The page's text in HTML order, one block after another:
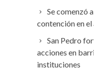
Se comenzó
contención en
San Pedro
acciones en
instituciones